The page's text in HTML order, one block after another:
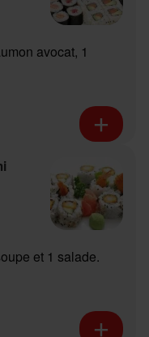
avocat, 1
et 1 salade.